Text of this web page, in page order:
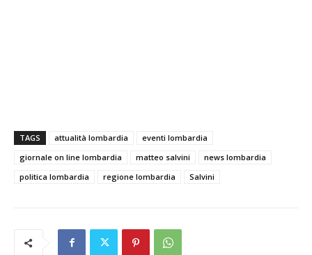
TAGS attualità lombardia
eventi lombardia
giornale on line lombardia
matteo salvini
news lombardia
politica lombardia
regione lombardia Salvini